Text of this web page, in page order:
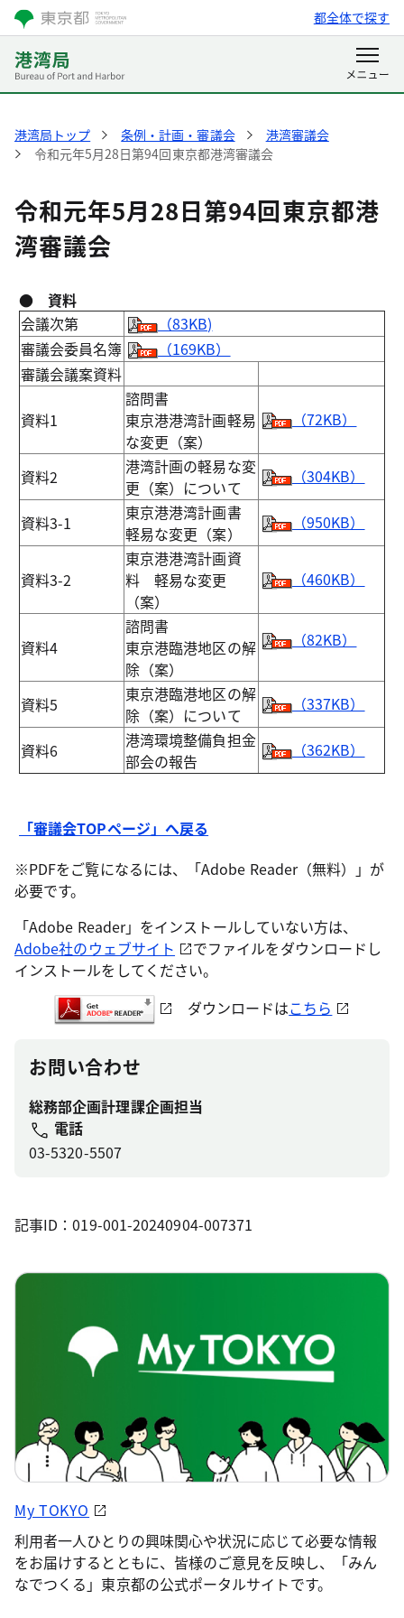
都全体で探す
港湾局トップ 条例・計画・審議会
港湾審議会
令和元年5月28日第94回東京都港湾審議会
令和元年5月28日第94回東京都港
湾審議会
● 資料
会議次第
（83KB)
審議会委員名簿
（169KB）
審議会議案資料
資料1
諮問書
東京港港湾計画軽易
な変更（案）
（72KB）
資料2
港湾計画の軽易な変
更（案）について
（304KB）
資料3-1
東京港港湾計画書
軽易な変更（案）
（950KB）
資料3-2
東京港港湾計画資
料 軽易な変更
（案）
（460KB）
資料4
諮問書
東京港臨港地区の解
除（案）
（82KB）
資料5
東京港臨港地区の解
除（案）について
（337KB）
資料6
港湾環境整備負担金
部会の報告
（362KB）
「審議会TOPページ」へ戻る
※PDFをご覧になるには、「Adobe Reader（無料）」が
必要です。
「Adobe Reader」をインストールしていない方は、
Adobe社のウェブサイト
でファイルをダウンロードし
インストールをしてください。
ダウンロードはこちら
お問い合わせ
総務部企画計理課企画担当
電話
03-5320-5507
記事ID：019-001-20240904-007371
My TOKYO
利用者一人ひとりの興味関心や状況に応じて必要な情報
をお届けするとともに、皆様のご意見を反映し、「みん
なでつくる」東京都の公式ポータルサイトです。